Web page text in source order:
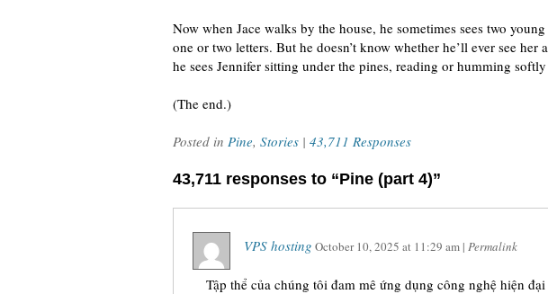
Now when Jace walks by the house, he sometimes sees two
one or two letters. But he doesn’t know whether he’ll ever see
he sees Jennifer sitting under the pines, reading or humming softly
(The end.)
Posted in Pine, Stories | 43,711 Responses
43,711 responses to “Pine (part 4)”
VPS hosting October 10, 2025 at 11:29 am | Permalink
Tập thể của chúng tôi đam mê ứng dụng công nghệ hiện